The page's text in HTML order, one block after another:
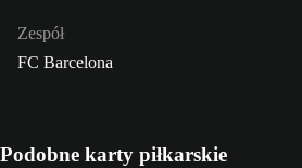
Zespół
FC Barcelona
Podobne karty piłkarskie